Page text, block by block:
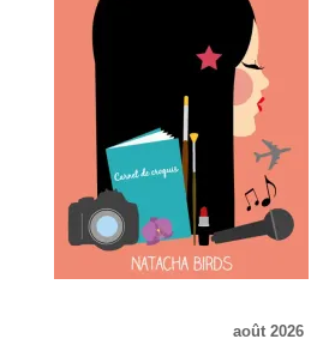
août 2026